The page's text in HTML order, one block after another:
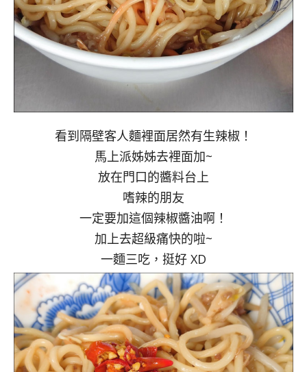
看到隔壁客人麵裡面居然有生辣椒！
馬上派姊姊去裡面加~
放在門口的醬料台上
嗜辣的朋友
一定要加這個辣椒醬油啊！
加上去超級痛快的啦~
一麵三吃，挺好 XD